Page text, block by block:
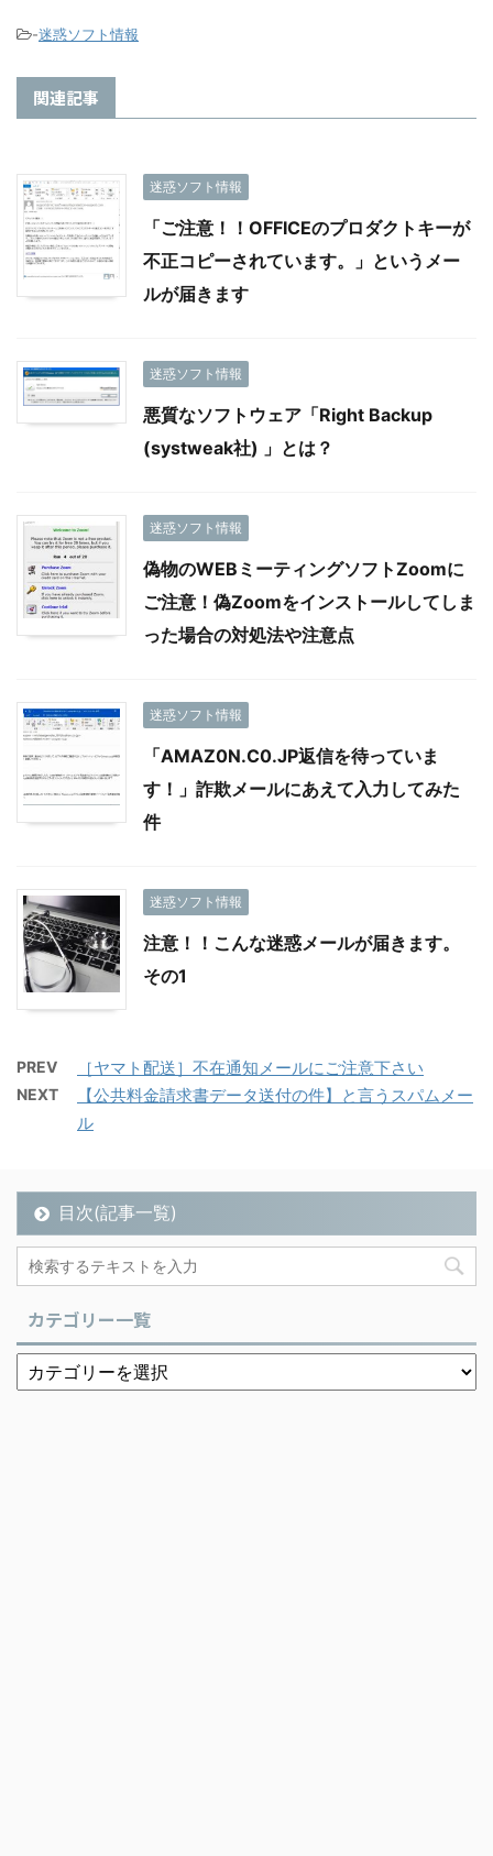
-迷惑ソフト情報
関連記事
迷惑ソフト情報
「ご注意！！OFFICEのプロダクトキーが
不正コピーされています。」というメー
ルが届きます
迷惑ソフト情報
悪質なソフトウェア「Right Backup
(systweak社) 」とは？
迷惑ソフト情報
偽物のWEBミーティングソフトZoomに
ご注意！偽Zoomをインストールしてしま
った場合の対処法や注意点
迷惑ソフト情報
「AMAZ0N.C0.JP返信を待っていま
す！」詐欺メールにあえて入力してみた
件
迷惑ソフト情報
注意！！こんな迷惑メールが届きます。
その1
PREV ［ヤマト配送］不在通知メールにご注意下さい
NEXT
【公共料金請求書データ送付の件】と言うスパムメー
ル
目次(記事一覧)
カテゴリー一覧